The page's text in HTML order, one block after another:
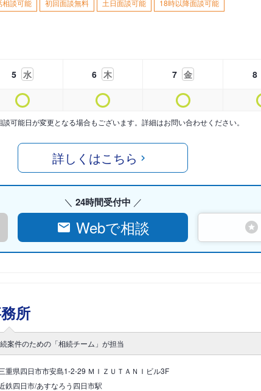
相談可能
初回面談無料 土日面談可能 18時以降面談可能
5 水 6 木 7 金 8
可能日が変更となる場合もございます。詳細はお問い合わせください。
詳しくはこちら
24時間受付中
Webで相談
所
案件のための「相続チーム」が担当
重県四日市市安島1-2-29 ＭＩＺＵＴＡＮＩビル3F
鉄四日市/あすなろう四日市駅